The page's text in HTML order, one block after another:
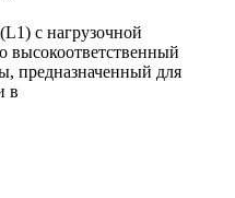
с нагрузочной
высокоответственный
предназначенный для
в